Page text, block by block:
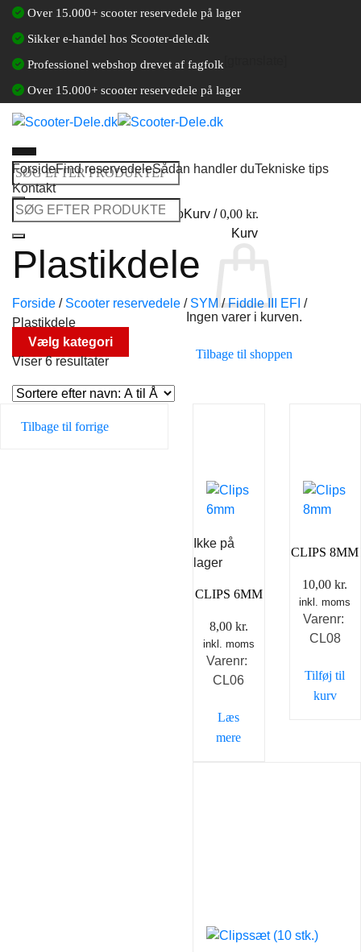
Fortsæt
indhold
Over 15.000+ scooter reservedele på lager
Sikker e-handel hos Scooter-dele.dk
Professionel webshop drevet af fagfolk
Over 15.000+ scooter reservedele på lager
Søg
efter:
Log ind / Opret en kundekontoKurv /0,00 kr.
Kurv
Ingen varer i kurven.
Tilbage til shoppen
ForsideFind reservedeleSådan handler duTekniske tips
Kontakt
Søg
efter:
Plastikdele
Forside / Scooter reservedele / SYM / Fiddle III EFI /
Plastikdele
Vælg kategori
Viser 6 resultater
Tilbage til forrige
Ikke på
lager
CLIPS 6MM
8,00 kr.
inkl. moms
Varenr:
CL06
Læs
mere
CLIPS 8MM
10,00kr.
inkl. moms
Varenr:
CL08
Tilføj til
kurv